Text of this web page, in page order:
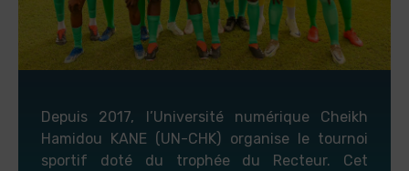
Depuis 2017, l’Université numérique Cheikh
Hamidou KANE (UN-CHK) organise le tournoi
sportif doté du trophée du Recteur. Cet